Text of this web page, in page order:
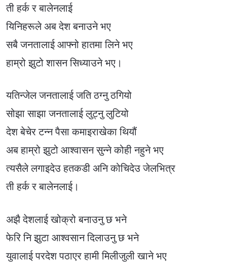
ती हर्क र बालेनलाई
यिनिहरूले अब देश बनाउने भए
सबै जनतालाई आफ्नो हातमा लिने भए
हाम्रो झुटो शासन सिध्याउने भए।
यतिन्जेल जनतालाई जति ठग्नु ठगियो
सोझा साझा जनतालाई लुट्नु लुटियो
देश बेचेर टन्न पैसा कमाइराखेका थियौं
अब हाम्रो झुटो आश्वासन सुन्ने कोही नहुने भए
त्यसैले लगाइदेउ हतकडी अनि कोचिदेउ जेलभित्र
ती हर्क र बालेनलाई।
अझै देशलाई खोक्रो बनाउनु छ भने
फेरि नि झुटा आश्वसान दिलाउनु छ भने
युवालाई परदेश पठाएर हामी मिलीजुली खाने भए